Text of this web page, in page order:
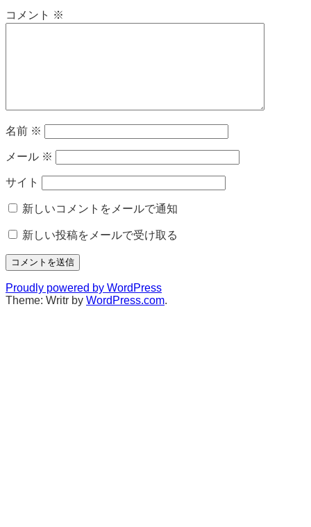
コメント ※
名前 ※
メール ※
サイト
新しいコメントをメールで通知
新しい投稿をメールで受け取る
Proudly powered by WordPress
Theme: Writr by WordPress.com.